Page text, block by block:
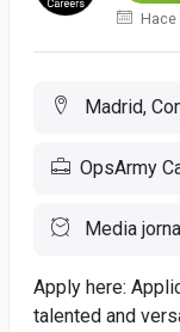
Hace
Madrid,
OpsArmy
Media
Apply here:
talented and